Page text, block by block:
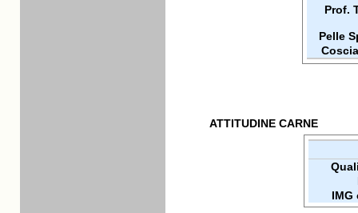
Prof.
Pelle
ATTITUDINE CARNE
IMG